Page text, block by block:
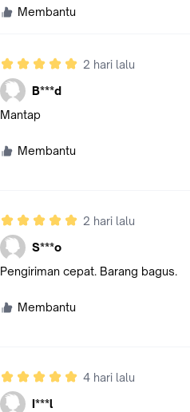
Membantu
2 hari lalu
B***d
Mantap
Membantu
2 hari lalu
S***o
Pengiriman cepat. Barang bagus.
Membantu
4 hari lalu
I***l